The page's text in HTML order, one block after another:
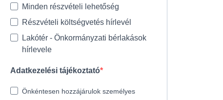
Minden részvételi lehetőség
Részvételi költségvetés hírlevél
Lakótér - Önkormányzati bérlakások
hírlevele
Adatkezelési tájékoztató
Önkéntesen hozzájárulok személyes